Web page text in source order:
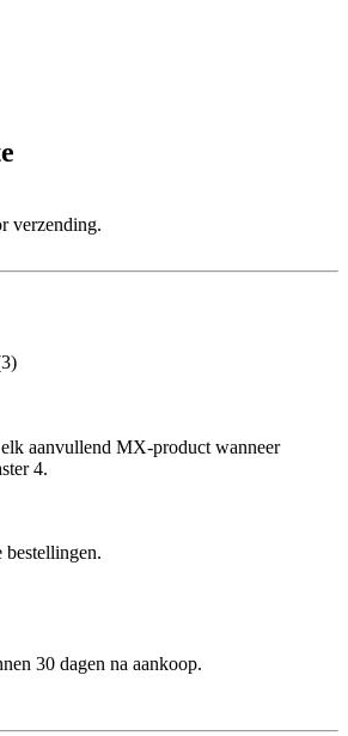
verzending.
aanvullend MX-product wanneer
4.
bestellingen.
30 dagen na aankoop.